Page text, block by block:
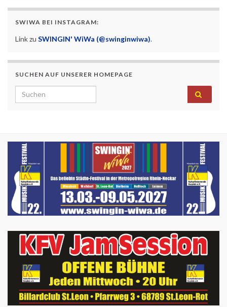
SWIWA BEI INSTAGRAM:
Link zu SWINGIN' WiWa (@swinginwiwa).
SUCHEN AUF UNSERER HOMEPAGE
Search for: